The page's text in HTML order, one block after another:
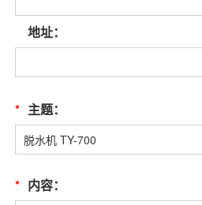
地址：
* 主题：
* 内容：